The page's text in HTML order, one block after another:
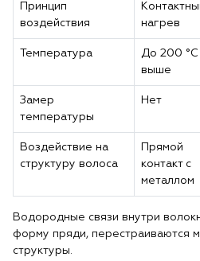
Принцип
воздействия
нагрев
Температура
До 200 °C
выше
Замер
температуры
Нет
Воздействие на
структуру волоса
Прямой
контакт с
металлом
Водородные связи внутри
форму пряди, перестраиваются
структуры.